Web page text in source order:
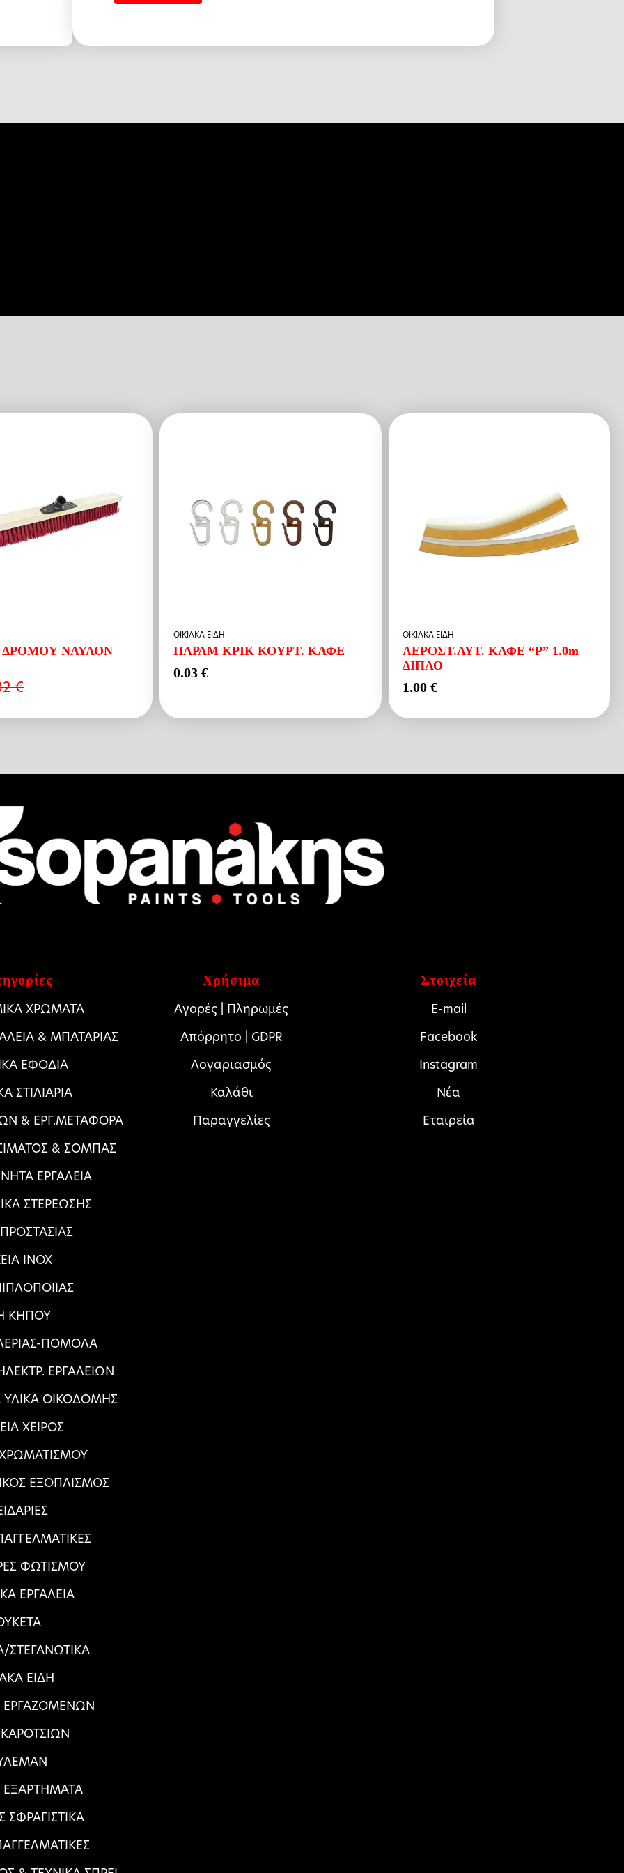
ΝΑΥΛΟΝ
€
ΟΙΚΙΑΚΑ ΕΙΔΗ
ΠΑΡΑΜ ΚΡΙΚ ΚΟΥΡΤ. ΚΑΦΕ
0.03 €
ΟΙΚΙΑΚΑ ΕΙΔΗ
ΑΕΡΟΣΤ.ΑΥΤ. ΚΑΦΕ “Ρ” 1.0m
ΔΙΠΛΟ
1.00 €
ΧΡΩΜΑΤΑ
& ΜΠΑΤΑΡΙΑΣ
ΕΦΟΔΙΑ
ΣΤΙΛΙΑΡΙΑ
& ΕΡΓ.ΜΕΤΑΦΟΡΑ
& ΣΟΜΠΑΣ
ΕΡΓΑΛΕΙΑ
ΣΤΕΡΕΩΣΗΣ
ΙΝΟΧ
ΚΗΠΟΥ
ΠΟΜΟΛΑ
ΕΡΓΑΛΕΙΩΝ
ΥΛΙΚΑ ΟΙΚΟΔΟΜΗΣ
ΧΕΙΡΟΣ
ΧΡΩΜΑΤΙΣΜΟΥ
ΕΞΟΠΛΙΣΜΟΣ
ΦΩΤΙΣΜΟΥ
ΕΡΓΑΛΕΙΑ
ΣΤΕΓΑΝΩΤΙΚΑ
ΕΙΔΗ
ΕΡΓΑΖΟΜΕΝΩΝ
ΕΞΑΡΤΗΜΑΤΑ
ΣΦΡΑΓΙΣΤΙΚΑ
Χρήσιμα
Αγορές | Πληρωμές
Απόρρητο | GDPR
Λογαριασμός
Καλάθι
Παραγγελίες
Στοιχεία
E-mail
Facebook
Instagram
Νέα
Εταιρεία